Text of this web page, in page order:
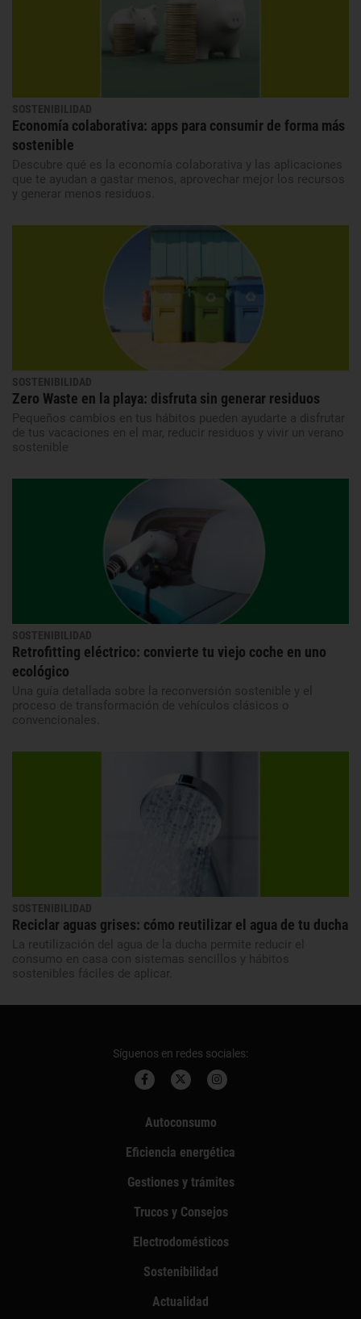
SOSTENIBILIDAD
Economía colaborativa: apps para consumir de forma más
sostenible
Descubre qué es la economía colaborativa y las aplicaciones
que te ayudan a gastar menos, aprovechar mejor los recursos
y generar menos residuos.
SOSTENIBILIDAD
Zero Waste en la playa: disfruta sin generar residuos
Pequeños cambios en tus hábitos pueden ayudarte a disfrutar
de tus vacaciones en el mar, reducir residuos y vivir un verano
sostenible
SOSTENIBILIDAD
Retrofitting eléctrico: convierte tu viejo coche en uno
ecológico
Una guía detallada sobre la reconversión sostenible y el
proceso de transformación de vehículos clásicos o
convencionales.
SOSTENIBILIDAD
Reciclar aguas grises: cómo reutilizar el agua de tu ducha
La reutilización del agua de la ducha permite reducir el
consumo en casa con sistemas sencillos y hábitos
sostenibles fáciles de aplicar.
Síguenos en redes sociales:
Autoconsumo
Eficiencia energética
Gestiones y trámites
Trucos y Consejos
Electrodomésticos
Sostenibilidad
Actualidad